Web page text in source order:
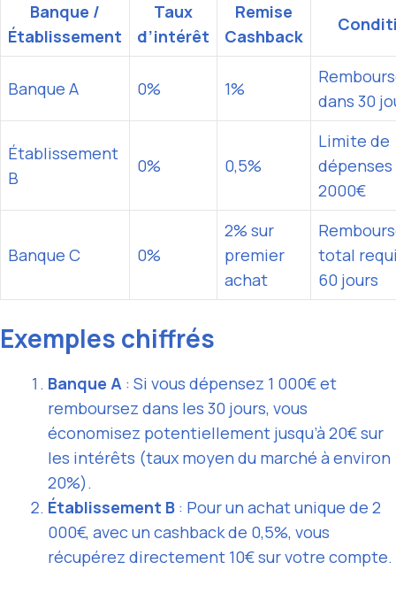
Banque /
Établissement
Taux
d’intérêt
Remise
Cashback
Banque A 0% 1%
dans 30
Établissement
B
0% 0,5%
Limite de
dépenses
2000€
Banque C 0%
2% sur
premier
achat
total
60 jours
Exemples chiffrés
Banque A : Si vous dépensez 1 000€ et
remboursez dans les 30 jours, vous
économisez potentiellement jusqu’à 20€ sur
les intérêts (taux moyen du marché à environ
20%).
Établissement B : Pour un achat unique de 2
000€, avec un cashback de 0,5%, vous
récupérez directement 10€ sur votre compte.